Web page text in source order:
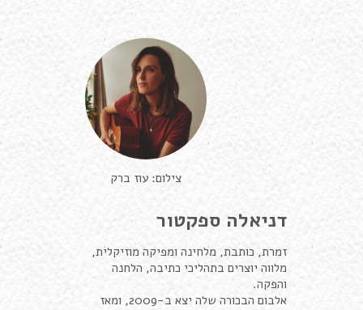
צילום: עוז ברק
דניאלה ספקטור
זמרת, כותבת, מלחינה ומפיקה מוזיקלית,
מלווה יוצרים בתהליכי כתיבה, הלחנה
והפקה.
אלבום הבכורה שלה יצא ב-2009, ומאז